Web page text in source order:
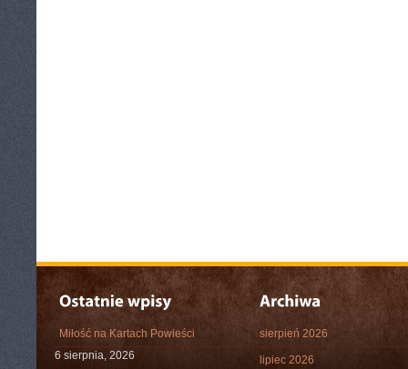
Miłość na Kartach Powieści
6 sierpnia, 2026
sierpień 2026
lipiec 2026